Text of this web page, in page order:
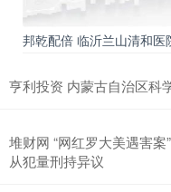
邦乾配倍 临沂兰山清和
亨利投资 内蒙古自治区科
堆财网 “网红罗大美遇害
从犯量刑持异议